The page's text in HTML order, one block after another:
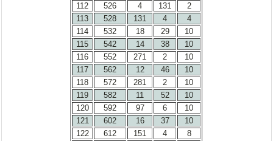
112
526 4 131
2
113
528 131 4
4
114
532 18 29
10
115
542 14 38
10
116
552 271 2
10
117
562 12 46
10
118
572 281 2
10
119
582 11 52
10
120
592 97 6
10
121
602 16 37
10
122
612 151 4 8